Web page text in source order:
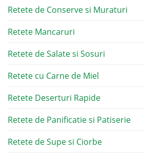
Retete de Conserve si Muraturi
Retete Mancaruri
Retete de Salate si Sosuri
Retete cu Carne de Miel
Retete Deserturi Rapide
Retete de Panificatie si Patiserie
Retete de Supe si Ciorbe